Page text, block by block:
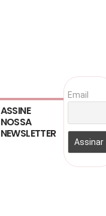
ASSINE
NOSSA
NEWSLETTER
Email